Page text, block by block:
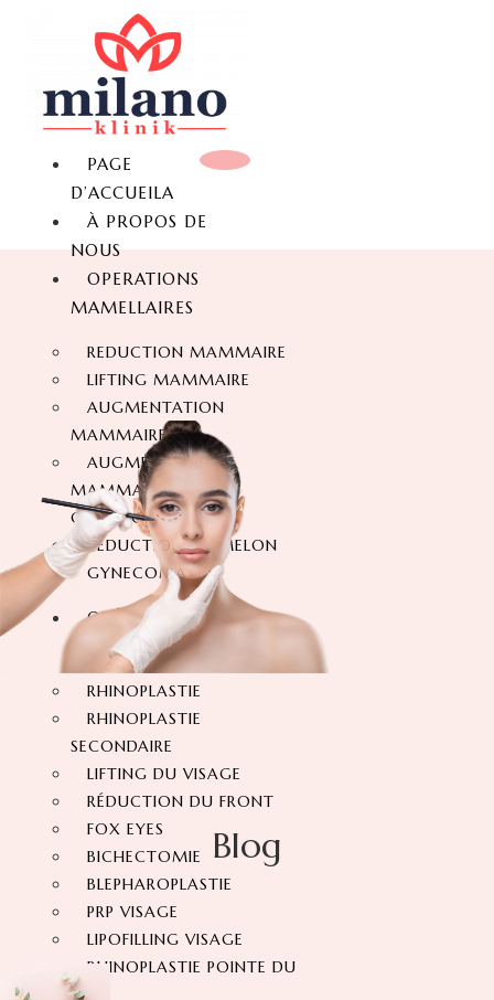
PAGE
D’ACCUEILA
À PROPOS DE
NOUS
OPERATIONS
MAMELLAIRES
REDUCTION MAMMAIRE
LIFTING MAMMAIRE
AUGMENTATION
MAMMAIRE
AUGMENTATION
MAMMAIRE SANS
CHIRURGIE
RÉDUCTION MAMELON
GYNECOMASTIE
OPÉRATIONS DU
VISAGE
RHINOPLASTIE
RHINOPLASTIE
SECONDAIRE
LIFTING DU VISAGE
RÉDUCTION DU FRONT
FOX EYES
BICHECTOMIE
BLEPHAROPLASTIE
PRP VISAGE
LIPOFILLING VISAGE
RHINOPLASTIE POINTE DU
NEZ
Blog